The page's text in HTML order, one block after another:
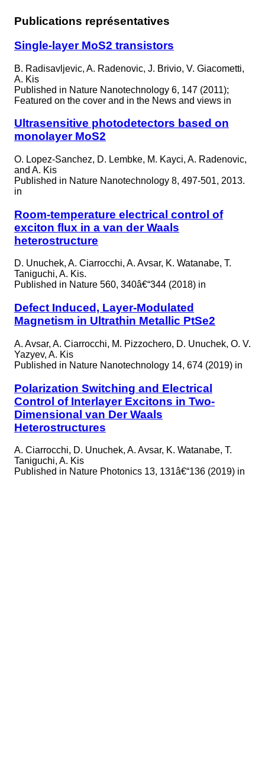
Publications représentatives
Single-layer MoS2 transistors
B. Radisavljevic, A. Radenovic, J. Brivio, V. Giacometti,
A. Kis
Published in Nature Nanotechnology 6, 147 (2011);
Featured on the cover and in the News and views in
Ultrasensitive photodetectors based on
monolayer MoS2
O. Lopez-Sanchez, D. Lembke, M. Kayci, A. Radenovic,
and A. Kis
Published in Nature Nanotechnology 8, 497-501, 2013.
in
Room-temperature electrical control of
exciton flux in a van der Waals
heterostructure
D. Unuchek, A. Ciarrocchi, A. Avsar, K. Watanabe, T.
Taniguchi, A. Kis.
Published in Nature 560, 340â€“344 (2018) in
Defect Induced, Layer-Modulated
Magnetism in Ultrathin Metallic PtSe2
A. Avsar, A. Ciarrocchi, M. Pizzochero, D. Unuchek, O. V.
Yazyev, A. Kis
Published in Nature Nanotechnology 14, 674 (2019) in
Polarization Switching and Electrical
Control of Interlayer Excitons in Two-
Dimensional van Der Waals
Heterostructures
A. Ciarrocchi, D. Unuchek, A. Avsar, K. Watanabe, T.
Taniguchi, A. Kis
Published in Nature Photonics 13, 131â€“136 (2019) in